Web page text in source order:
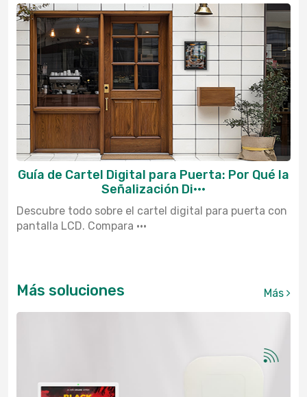
Guía de Cartel Digital para Puerta: Por Qué la
Señalización Di···
Descubre todo sobre el cartel digital para puerta con
pantalla LCD. Compara ···
Más soluciones Más